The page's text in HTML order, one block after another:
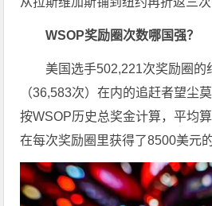
WSOP奖励圈次数哪国强？
美国选手502,221次奖励圈的
（36,583次）在内的追赶者望尘
按WSOP历史总奖金计算，平均
在每次奖励圈里获得了8500美元的